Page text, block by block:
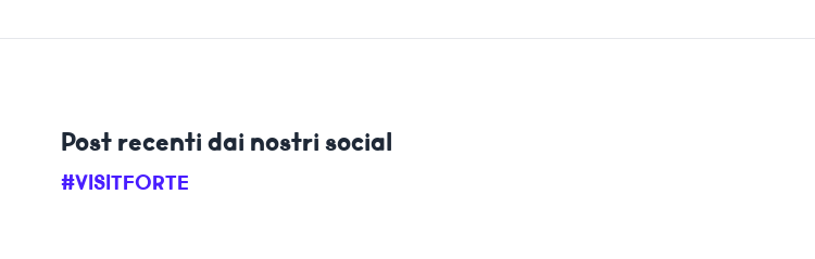
Post recenti dai nostri social
#VISITFORTE